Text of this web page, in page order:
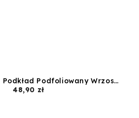
Weber & Weber - Podkład Podfoliowany Wrzosowy - 60x50
48,90 złCena